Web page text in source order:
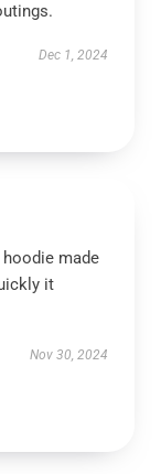
Dec 1, 2024
made
it
Nov 30, 2024